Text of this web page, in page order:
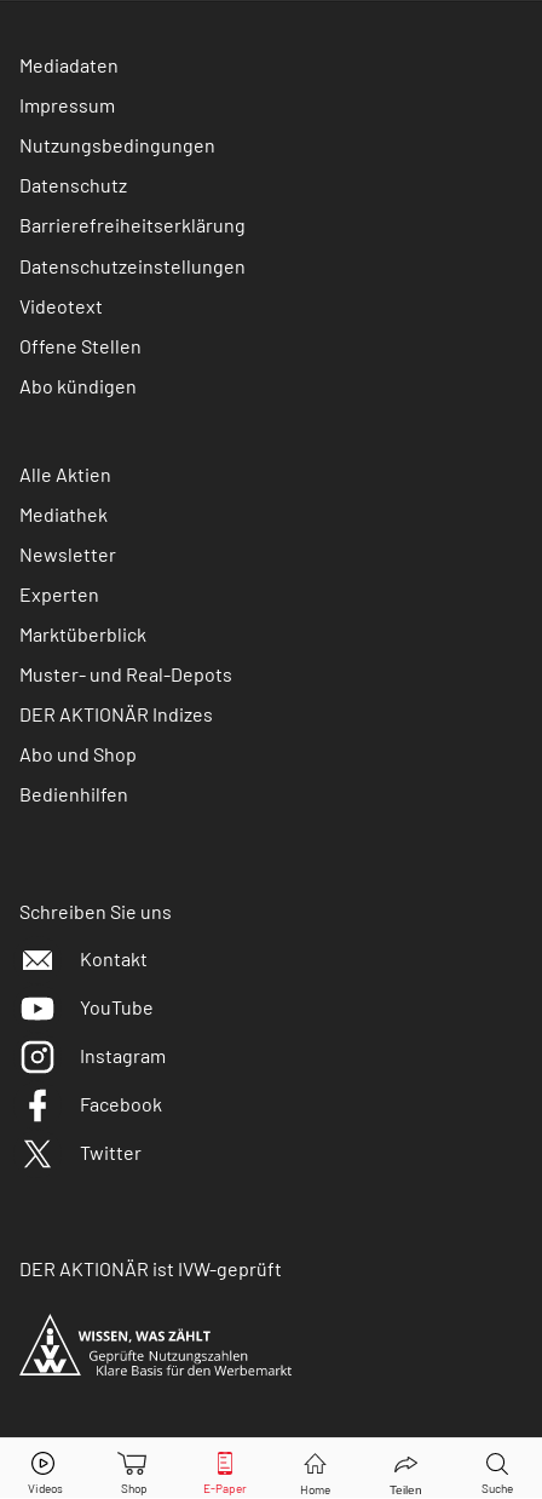
Mediadaten
Impressum
Nutzungsbedingungen
Datenschutz
Barrierefreiheitserklärung
Datenschutzeinstellungen
Videotext
Offene Stellen
Abo kündigen
Alle Aktien
Mediathek
Newsletter
Experten
Marktüberblick
Muster- und Real-Depots
DER AKTIONÄR Indizes
Abo und Shop
Bedienhilfen
Schreiben Sie uns
Kontakt
YouTube
Instagram
Facebook
Twitter
DER AKTIONÄR ist IVW-geprüft
© Copyright 2026 Börsenmedien AG. Alle Rechte